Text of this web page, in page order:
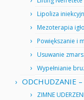
Lipoliza
Mezoterapia
Powiększanie i
Usuwanie
Wypełnianie
ODCHUDZANIE –
ZIMNE